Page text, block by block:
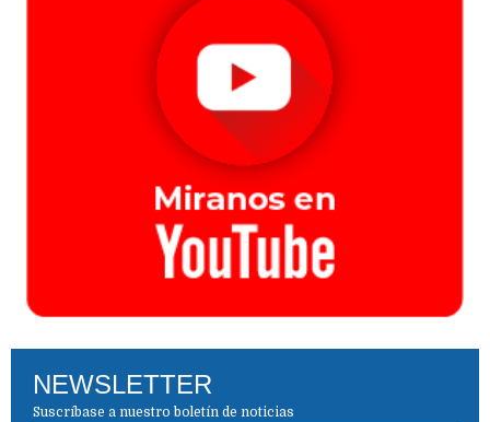
NEWSLETTER
Suscríbase a nuestro boletín de noticias